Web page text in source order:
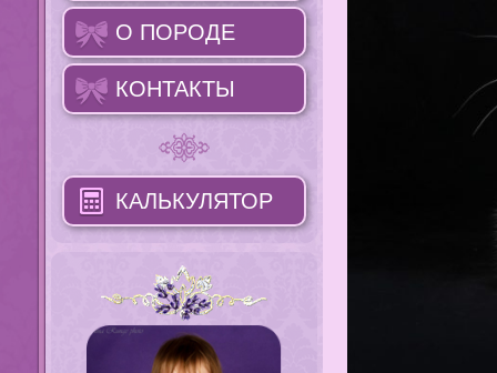
О ПОРОДЕ
КОНТАКТЫ
КАЛЬКУЛЯТОР